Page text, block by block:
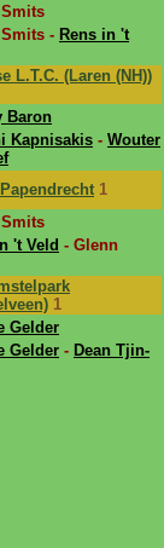
- Rens in 't
L.T.C. (Laren (NH))
Baron
Kapnisakis - Wouter
1
't Veld - Glenn
1
Gelder
Gelder - Dean Tjin-